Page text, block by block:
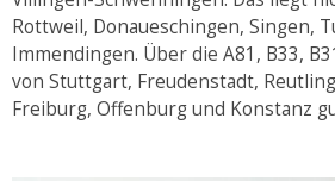
Rottweil, Donaueschingen, Singen,
Immendingen. Über die A81, B33,
von Stuttgart, Freudenstadt,
Freiburg, Offenburg und Konstanz